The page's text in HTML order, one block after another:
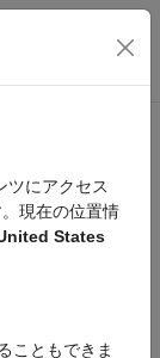
ョン メ
ツにアクセス
現在の位置情
States
こともできま